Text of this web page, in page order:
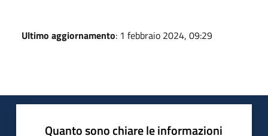
Ultimo aggiornamento: 1 febbraio 2024, 09:29
Quanto sono chiare le informazioni